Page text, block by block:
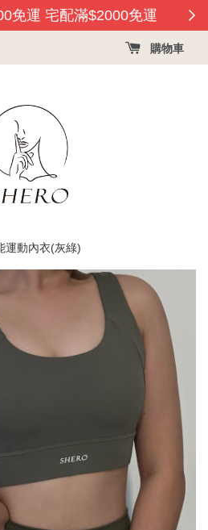
免運 宅配滿$2000免運
購物車
運動內衣(灰綠)